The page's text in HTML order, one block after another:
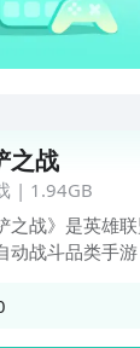
之战
| 1.94GB
之战》是英雄
动战斗品类手
通过招兵买马，